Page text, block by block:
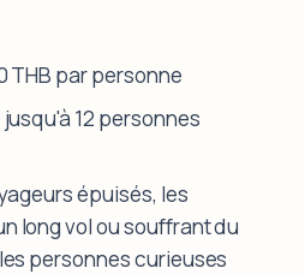
THB par personne
jusqu'à 12 personnes
épuisés, les
long vol ou souffrant du
personnes curieuses